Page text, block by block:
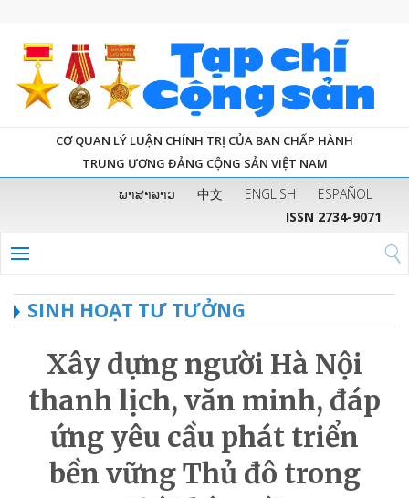
CƠ QUAN LÝ LUẬN CHÍNH TRỊ CỦA BAN CHẤP HÀNH
TRUNG ƯƠNG ĐẢNG CỘNG SẢN VIỆT NAM
ພາສາລາວ 中文 ENGLISH
ESPAÑOL
ISSN 2734-9071
SINH HOẠT TƯ TƯỞNG
Xây dựng người Hà Nội
thanh lịch, văn minh, đáp
ứng yêu cầu phát triển
bền vững Thủ đô trong